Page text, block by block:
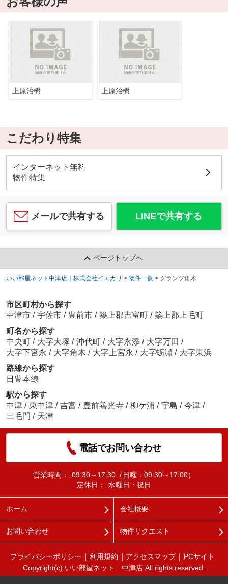
上原治樹 上原治樹
こだわり特集
インターネット無料
物件特集
メールで共有する LINEで共有する
ページトップへ
いい部屋ネット中津店｜株式会社イエカリ > 物件一覧 > グランツ角木
市区町村から探す
中津市 / 宇佐市 / 豊前市 / 築上郡吉富町 / 築上郡上毛町
町名から探す
中央町 / 大字大塚 / 沖代町 / 大字永添 / 大字万田 /
大字下宮永 / 大字角木 / 大字上宮永 / 大字蛎瀬 / 大字東浜
路線から探す
日豊本線
駅から探す
中津 / 東中津 / 吉富 / 豊前善光寺 / 柳ケ浦 / 宇島 / 今津 /
三毛門 / 天津
電話でお問い合わせ
営業時間：
09:30～17:30（日曜：09:30～17:00）
定休日：
水曜日・祝日
ホーム 会社概要
お問い合わせ 物件リクエスト
プライバシーポリシー 利用規約 アクセスマップ
PCサイト
Copyright(c) いい部屋ネット 中津店 All rights reserved.